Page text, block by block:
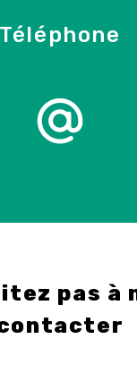
Téléphone
pas à